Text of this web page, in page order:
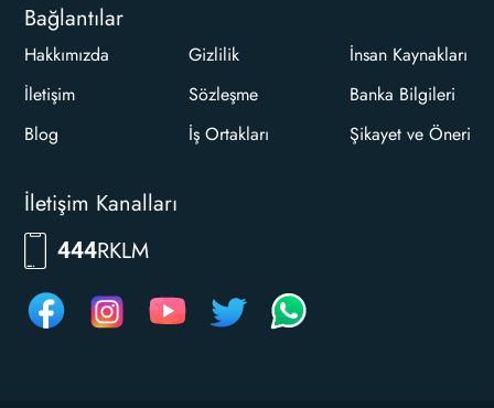
Bağlantılar
Hakkımızda
İletişim
Blog
Gizlilik
Sözleşme
İş Ortakları
İnsan Kaynakları
Banka Bilgileri
Şikayet ve Öneri
İletişim Kanalları
444RKLM